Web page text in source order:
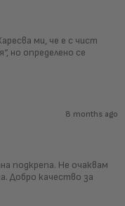
ми, че е с чист
но определено се
8 months ago
подкрепа. Не очаквам
Добро качество за